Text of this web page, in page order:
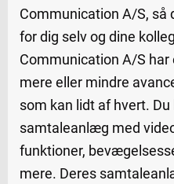
Communication A/S, så
for dig selv og dine
Communication A/S
mere eller mindre
som kan lidt af hvert.
samtaleanlæg med
funktioner,
mere. Deres